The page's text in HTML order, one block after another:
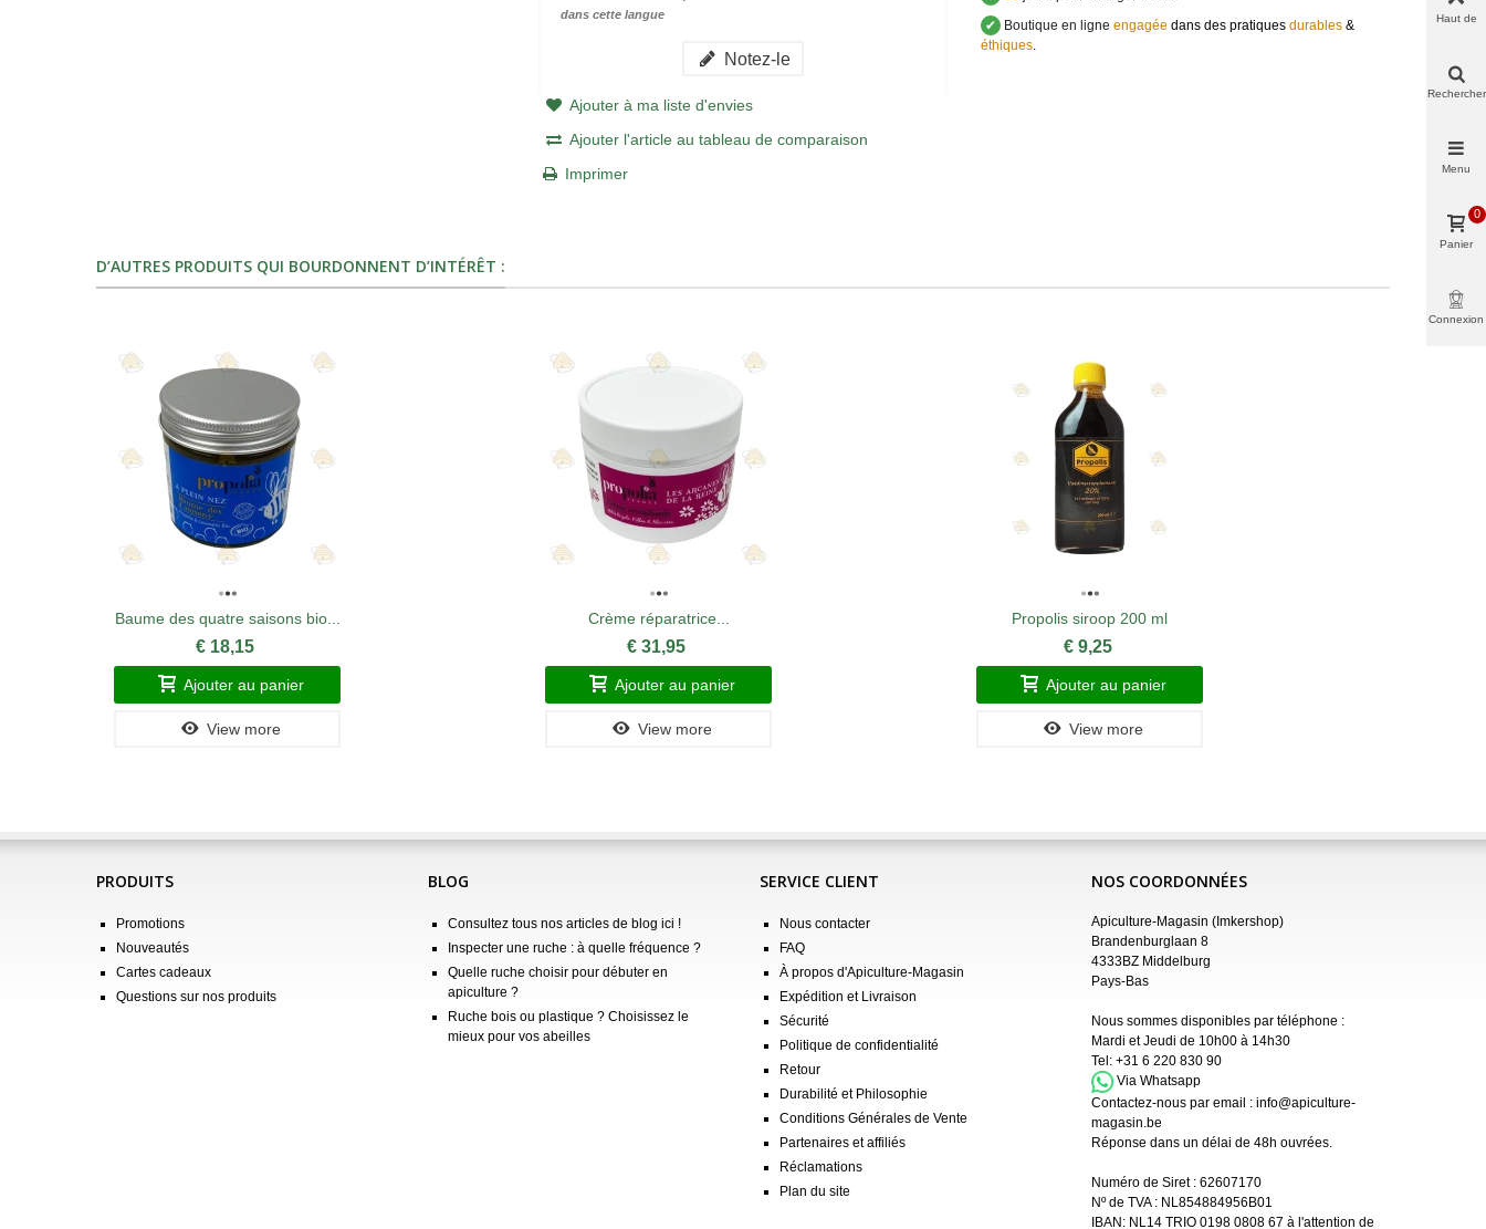
dans cette langue
Notez-le
Ajouter à ma liste d'envies
Ajouter l'article au tableau de comparaison
Imprimer
✔ Boutique en ligne engagée dans des pratiques durables&
éthiques.
D’AUTRES PRODUITS QUI BOURDONNENT D’INTÉRÊT :
Baume des quatre saisons bio...
€ 18,15
Ajouter au panier
View more
Crème réparatrice...
€ 31,95
Ajouter au panier
View more
Propolis siroop 200 ml
€ 9,25
Ajouter au panier
View more
PRODUITS
Promotions
Nouveautés
Cartes cadeaux
Questions sur nos produits
BLOG
Consultez tous nos articles de blog ici !
Inspecter une ruche : à quelle fréquence ?
Quelle ruche choisir pour débuter en
apiculture ?
Ruche bois ou plastique ? Choisissez le
mieux pour vos abeilles
SERVICE CLIENT
Nous contacter
FAQ
À propos d'Apiculture-Magasin
Expédition et Livraison
Sécurité
Politique de confidentialité
Retour
Durabilité et Philosophie
Conditions Générales de Vente
Partenaires et affiliés
Réclamations
Plan du site
NOS COORDONNÉES
Apiculture-Magasin (Imkershop)
Brandenburglaan 8
4333BZ Middelburg
Pays-Bas
Nous sommes disponibles par téléphone :
Mardi et Jeudi de 10h00 à 14h30
Tel: +31 6 220 830 90
Via Whatsapp
Contactez-nous par email : info@apiculture-
magasin.be
Réponse dans un délai de 48h ouvrées.
Numéro de Siret : 62607170
Nº de TVA : NL854884956B01
IBAN: NL14 TRIO 0198 0808 67 à l'attention de
Haut de
Rechercher
Menu
Panier
0
Connexion